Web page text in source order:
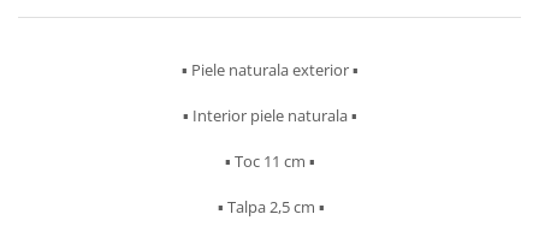
▪︎ Piele naturala exterior ▪︎
▪︎ Interior piele naturala ▪︎
▪︎ Toc 11 cm ▪︎
▪︎ Talpa 2,5 cm ▪︎